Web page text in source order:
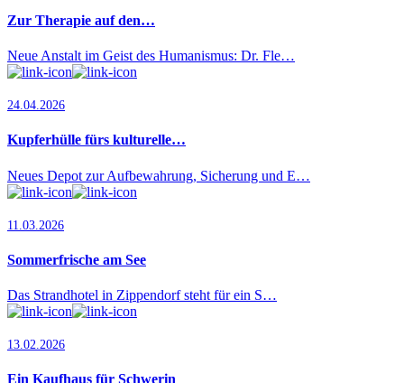
Zur Therapie auf den…
Neue Anstalt im Geist des Humanismus: Dr. Fle…
24.04.2026
Kupferhülle fürs kulturelle…
Neues Depot zur Aufbewahrung, Sicherung und E…
11.03.2026
Sommerfrische am See
Das Strandhotel in Zippendorf steht für ein S…
13.02.2026
Ein Kaufhaus für Schwerin